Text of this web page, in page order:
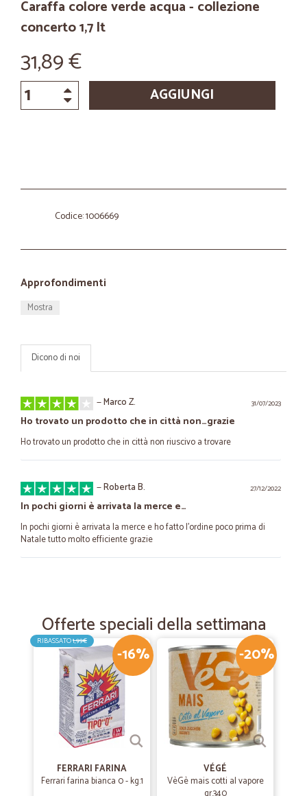
Caraffa colore verde acqua - collezione
concerto 1,7 lt
31,89 €
AGGIUNGI
Codice: 1006669
Approfondimenti
Mostra
Dicono di noi
31/07/2023
—Marco Z.
Ho trovato un prodotto che in città non…grazie
Ho trovato un prodotto che in città non riuscivo a trovare
27/12/2022
—Roberta B.
In pochi giorni è arrivata la merce e…
In pochi giorni è arrivata la merce e ho fatto l'ordine poco prima di
Natale tutto molto efficiente grazie
Tutto bene fatto
19/07/2021
—Iuri M.
Veloci e precisi
Veloci e precisi,la merce è arrivata ben imballata,direi di essere
soddisfatto per essere stato il mio primo acquisto.
—Trustpilot
È la prima volta che mi rivolgo a loro…
Offerte speciali della settimana
-16%
RIBASSATO1,99€
FERRARI FARINA
Ferrari farina bianca 0 - kg.1
-20%
VÉGÉ
VèGè mais cotti al vapore